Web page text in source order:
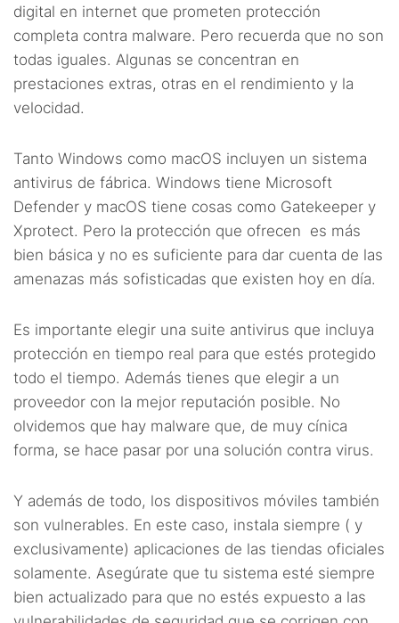
digital en internet que prometen protección
completa contra malware. Pero recuerda que no son
todas iguales. Algunas se concentran en
prestaciones extras, otras en el rendimiento y la
velocidad.
Tanto Windows como macOS incluyen un sistema
antivirus de fábrica. Windows tiene Microsoft
Defender y macOS tiene cosas como Gatekeeper y
Xprotect. Pero la protección que ofrecen es más
bien básica y no es suficiente para dar cuenta de las
amenazas más sofisticadas que existen hoy en día.
Es importante elegir una suite antivirus que incluya
protección en tiempo real para que estés protegido
todo el tiempo. Además tienes que elegir a un
proveedor con la mejor reputación posible. No
olvidemos que hay malware que, de muy cínica
forma, se hace pasar por una solución contra virus.
Y además de todo, los dispositivos móviles también
son vulnerables. En este caso, instala siempre ( y
exclusivamente) aplicaciones de las tiendas oficiales
solamente. Asegúrate que tu sistema esté siempre
bien actualizado para que no estés expuesto a las